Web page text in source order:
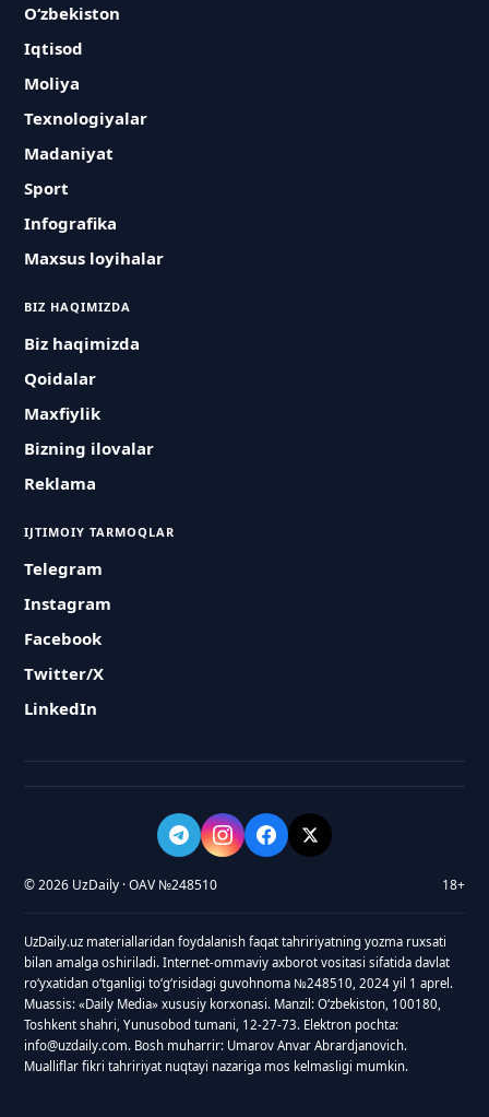
O‘zbekiston
Iqtisod
Moliya
Texnologiyalar
Madaniyat
Sport
Infografika
Maxsus loyihalar
BIZ HAQIMIZDA
Biz haqimizda
Qoidalar
Maxfiylik
Bizning ilovalar
Reklama
IJTIMOIY TARMOQLAR
Telegram
Instagram
Facebook
Twitter/X
LinkedIn
© 2026 UzDaily · OAV №248510 18+
UzDaily.uz materiallaridan foydalanish faqat tahririyatning yozma ruxsati
bilan amalga oshiriladi. Internet-ommaviy axborot vositasi sifatida davlat
roʻyxatidan oʻtganligi toʻgʻrisidagi guvohnoma №248510, 2024 yil 1 aprel.
Muassis: «Daily Media» xususiy korxonasi. Manzil: Oʻzbekiston, 100180,
Toshkent shahri, Yunusobod tumani, 12-27-73. Elektron pochta:
info@uzdaily.com. Bosh muharrir: Umarov Anvar Abrardjanovich.
Mualliflar fikri tahririyat nuqtayi nazariga mos kelmasligi mumkin.